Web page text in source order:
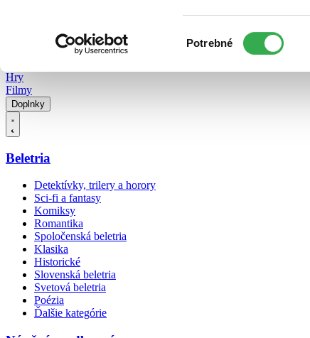
súhlasu
Potrebné
Hry
Filmy
Doplnky
Beletria
Detektívky, trilery a horory
Sci-fi a fantasy
Komiksy
Romantika
Spoločenská beletria
Klasika
Historické
Slovenská beletria
Svetová beletria
Poézia
Ďalšie kategórie